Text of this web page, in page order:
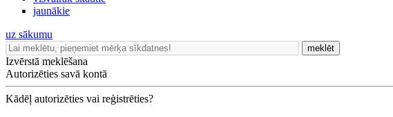
jaunākie
uz sākumu
meklēt
Izvērstā meklēšana
Autorizēties savā kontā
Kādēļ autorizēties vai reģistrēties?